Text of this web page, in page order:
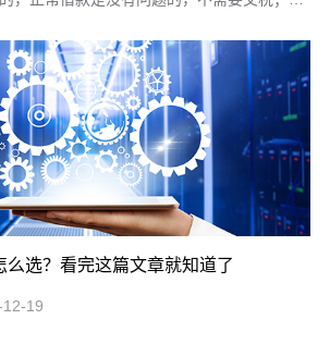
交税的；但是假如你心情好，把钱转给我就
属于偶然所得，我就得交20%的个税。所以
么选？看完这篇文章就知道了
12-19